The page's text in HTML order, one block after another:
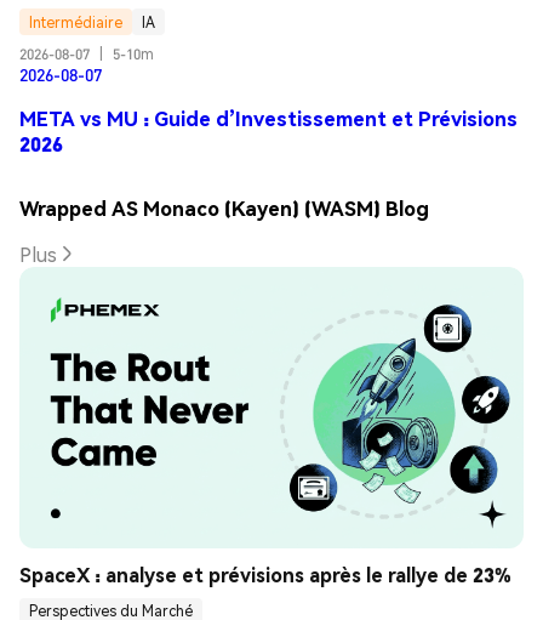
Intermédiaire
IA
2026-08-07
5-10m
2026-08-07
META vs MU : Guide d’Investissement et Prévisions
2026
Wrapped AS Monaco (Kayen) (WASM) Blog
Plus
SpaceX : analyse et prévisions après le rallye de 23%
Perspectives du Marché